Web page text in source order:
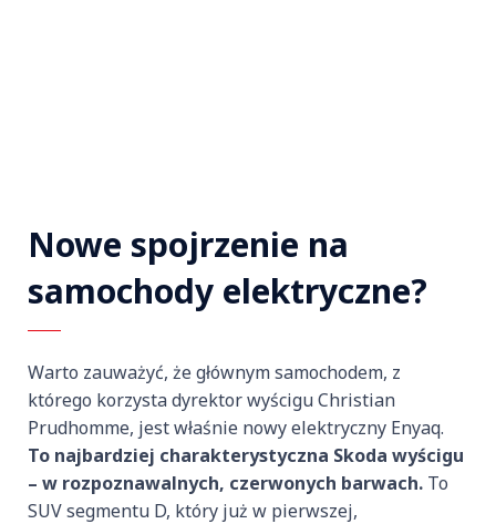
Nowe spojrzenie na
samochody elektryczne?
Warto zauważyć, że głównym samochodem, z
którego korzysta dyrektor wyścigu Christian
Prudhomme, jest właśnie nowy elektryczny Enyaq.
To najbardziej charakterystyczna Skoda wyścigu
– w rozpoznawalnych, czerwonych barwach. To
SUV segmentu D, który już w pierwszej,